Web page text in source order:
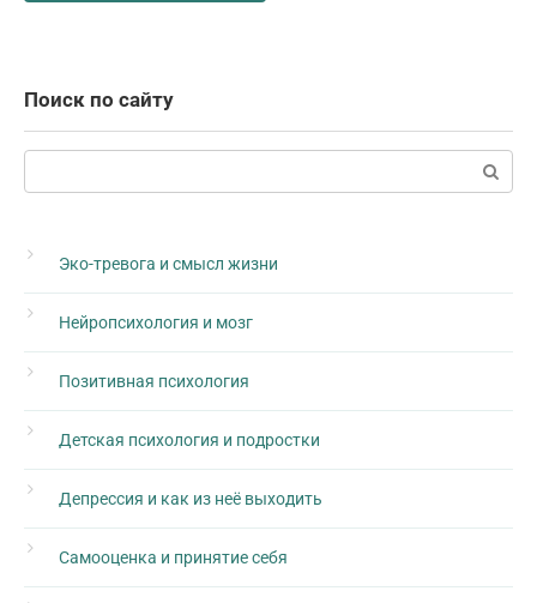
Поиск по сайту
Эко-тревога и смысл жизни
Нейропсихология и мозг
Позитивная психология
Детская психология и подростки
Депрессия и как из неё выходить
Самооценка и принятие себя